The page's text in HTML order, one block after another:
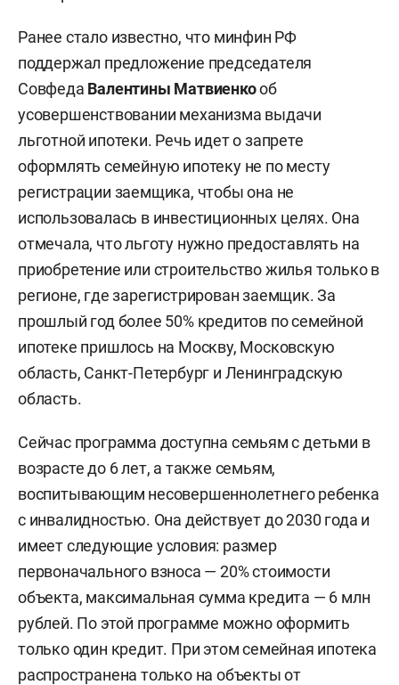
Ранее стало известно, что минфин РФ
поддержал предложение председателя
Совфеда Валентины Матвиенкооб
усовершенствовании механизма выдачи
льготной ипотеки. Речь идет о запрете
оформлять семейную ипотеку не по месту
регистрации заемщика, чтобы она не
использовалась в инвестиционных целях. Она
отмечала, что льготу нужно предоставлять на
приобретение или строительство жилья только в
регионе, где зарегистрирован заемщик. За
прошлый год более 50% кредитов по семейной
ипотеке пришлось на Москву, Московскую
область, Санкт-Петербург и Ленинградскую
область.
Сейчас программа доступна семьям с детьми в
возрасте до 6 лет, а также семьям,
воспитывающим несовершеннолетнего ребенка
с инвалидностью. Она действует до 2030 года и
имеет следующие условия: размер
первоначального взноса — 20% стоимости
объекта, максимальная сумма кредита — 6 млн
рублей. По этой программе можно оформить
только один кредит. При этом семейная ипотека
распространена только на объекты от